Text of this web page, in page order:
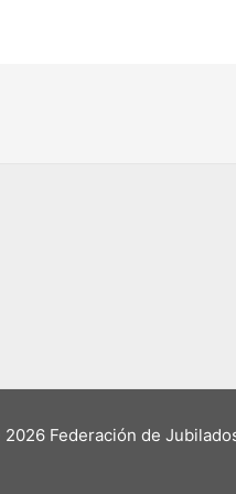
Federación de